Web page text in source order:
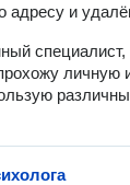
адресу и
личную